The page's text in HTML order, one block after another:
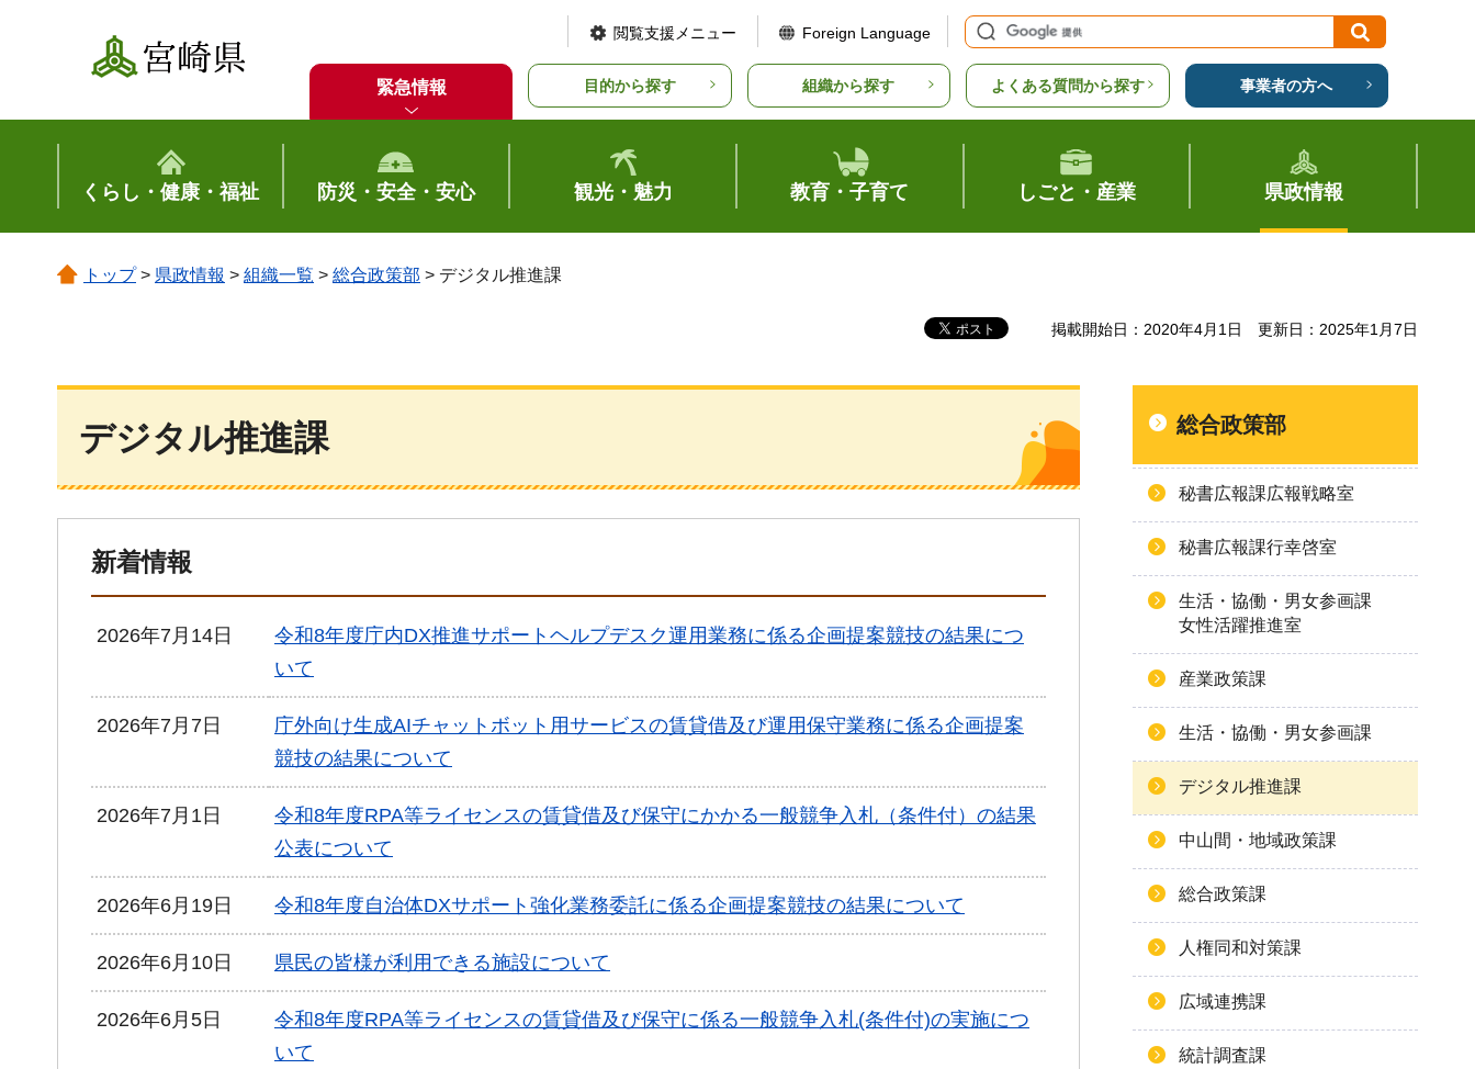
宮崎県
閲覧支援メニュー Foreign Language
緊急情報 目的から探す 組織から探す よくある質問から探す 事業者の方へ
くらし・健康・福祉 防災・安全・安心 観光・魅力 教育・子育て しごと・産業 県政情報
トップ> 県政情報 > 組織一覧 > 総合政策部 > デジタル推進課
掲載開始日：2020年4月1日 更新日：2025年1月7日
デジタル推進課
新着情報
2026年7月14日
令和8年度庁内DX推進サポートヘルプデスク運用業務に係る企画提案競技の結果につ
いて
2026年7月7日
庁外向け生成AIチャットボット用サービスの賃貸借及び運用保守業務に係る企画提案
競技の結果について
2026年7月1日
令和8年度RPA等ライセンスの賃貸借及び保守にかかる一般競争入札（条件付）の結果
公表について
2026年6月19日 令和8年度自治体DXサポート強化業務委託に係る企画提案競技の結果について
2026年6月10日 県民の皆様が利用できる施設について
2026年6月5日
令和8年度RPA等ライセンスの賃貸借及び保守に係る一般競争入札(条件付)の実施につ
いて
総合政策部
秘書広報課広報戦略室
秘書広報課行幸啓室
生活・協働・男女参画課
女性活躍推進室
産業政策課
生活・協働・男女参画課
デジタル推進課
中山間・地域政策課
総合政策課
人権同和対策課
広域連携課
統計調査課